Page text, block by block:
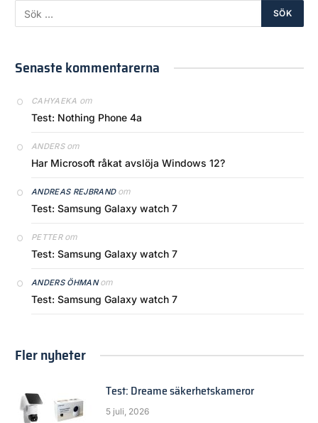
Senaste kommentarerna
CAHYAEKA om
Test: Nothing Phone 4a
ANDERSom
Har Microsoft råkat avslöja Windows 12?
ANDREAS REJBRANDom
Test: Samsung Galaxy watch 7
PETTERom
Test: Samsung Galaxy watch 7
ANDERS ÖHMANom
Test: Samsung Galaxy watch 7
Fler nyheter
Test: Dreame säkerhetskameror
5 juli, 2026